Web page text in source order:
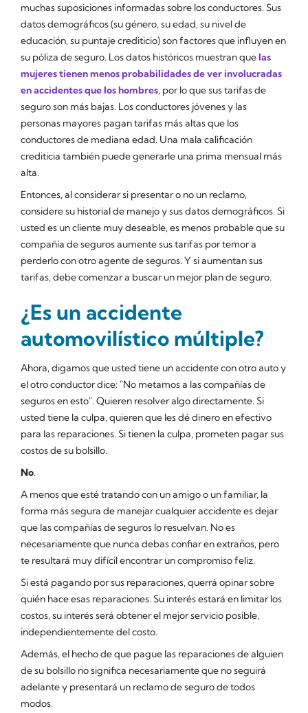
muchas suposiciones informadas sobre los conductores. Sus
datos demográficos (su género, su edad, su nivel de
educación, su puntaje crediticio) son factores que influyen en
su póliza de seguro. Los datos históricos muestran quelas
mujeres tienen menos probabilidades de ver involucradas
en accidentes que los hombres, por lo que sus tarifas de
seguro son más bajas. Los conductores jóvenes y las
personas mayores pagan tarifas más altas que los
conductores de mediana edad. Una mala calificación
crediticia también puede generarle una prima mensual más
alta.
Entonces, al considerar si presentar o no un reclamo,
considere su historial de manejo y sus datos demográficos. Si
usted es un cliente muy deseable, es menos probable que su
compañía de seguros aumente sus tarifas por temor a
perderlo con otro agente de seguros. Y si aumentan sus
tarifas, debe comenzar a buscar un mejor plan de seguro.
¿Es un accidente
automovilístico múltiple?
Ahora, digamos que usted tiene un accidente con otro auto y
el otro conductor dice: "No metamos a las compañías de
seguros en esto". Quieren resolver algo directamente. Si
usted tiene la culpa, quieren que les dé dinero en efectivo
para las reparaciones. Si tienen la culpa, prometen pagar sus
costos de su bolsillo.
No.
A menos que esté tratando con un amigo o un familiar, la
forma más segura de manejar cualquier accidente es dejar
que las compañías de seguros lo resuelvan. No es
necesariamente que nunca debas confiar en extraños, pero
te resultará muy difícil encontrar un compromiso feliz.
Si está pagando por sus reparaciones, querrá opinar sobre
quién hace esas reparaciones. Su interés estará en limitar los
costos, su interés será obtener el mejor servicio posible,
independientemente del costo.
Además, el hecho de que pague las reparaciones de alguien
de su bolsillo no significa necesariamente que no seguirá
adelante y presentará un reclamo de seguro de todos
modos.